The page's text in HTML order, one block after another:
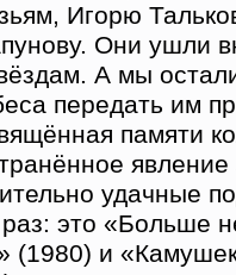
Игорю
Они ушли
А мы
передать им
памяти
удачные
это «Больше
(1980) и